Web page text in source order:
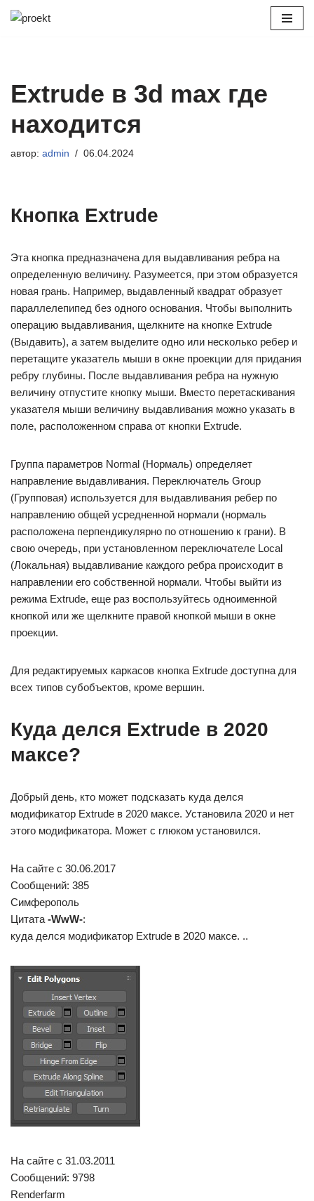
Extrude в 3d max где
находится
автор: admin 06.04.2024
Кнопка Extrude
Эта кнопка предназначена для выдавливания ребра на
определенную величину. Разумеется, при этом образуется
новая грань. Например, выдавленный квадрат образует
параллелепипед без одного основания. Чтобы выполнить
операцию выдавливания, щелкните на кнопке Extrude
(Выдавить), а затем выделите одно или несколько ребер и
перетащите указатель мыши в окне проекции для придания
ребру глубины. После выдавливания ребра на нужную
величину отпустите кнопку мыши. Вместо перетаскивания
указателя мыши величину выдавливания можно указать в
поле, расположенном справа от кнопки Extrude.
Группа параметров Normal (Нормаль) определяет
направление выдавливания. Переключатель Group
(Групповая) используется для выдавливания ребер по
направлению общей усредненной нормали (нормаль
расположена перпендикулярно по отношению к грани). В
свою очередь, при установленном переключателе Local
(Локальная) выдавливание каждого ребра происходит в
направлении его собственной нормали. Чтобы выйти из
режима Extrude, еще раз воспользуйтесь одноименной
кнопкой или же щелкните правой кнопкой мыши в окне
проекции.
Для редактируемых каркасов кнопка Extrude доступна для
всех типов субобъектов, кроме вершин.
Куда делся Еxtrude в 2020
максе?
Добрый день, кто может подсказать куда делся
модификатор Еxtrude в 2020 максе. Установила 2020 и нет
этого модификатора. Может с глюком установился.
На сайте c 30.06.2017
Сообщений: 385
Симферополь
Цитата -WwW-:
куда делся модификатор Еxtrude в 2020 максе. ..
На сайте c 31.03.2011
Сообщений: 9798
Renderfarm